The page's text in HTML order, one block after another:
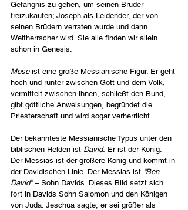
Gefängnis zu gehen, um seinen Bruder
freizukaufen; Joseph als Leidender, der von
seinen Brüdern verraten wurde und dann
Weltherrscher wird. Sie alle finden wir allein
schon in Genesis.
Mose ist eine große Messianische Figur. Er geht
hoch und runter zwischen Gott und dem Volk,
vermittelt zwischen ihnen, schließt den Bund,
gibt göttliche Anweisungen, begründet die
Priesterschaft und wird sogar verherrlicht.
Der bekannteste Messianische Typus unter den
biblischen Helden ist David. Er ist der König.
Der Messias ist der größere König und kommt in
der Davidischen Linie. Der Messias ist “Ben
David” – Sohn Davids. Dieses Bild setzt sich
fort in Davids Sohn Salomon und den Königen
von Juda. Jeschua sagte, er sei größer als